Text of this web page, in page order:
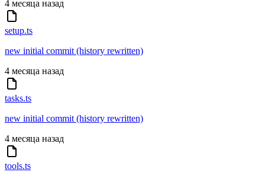
4 месяца назад
setup.ts
new initial commit (history rewritten)
4 месяца назад
tasks.ts
new initial commit (history rewritten)
4 месяца назад
tools.ts